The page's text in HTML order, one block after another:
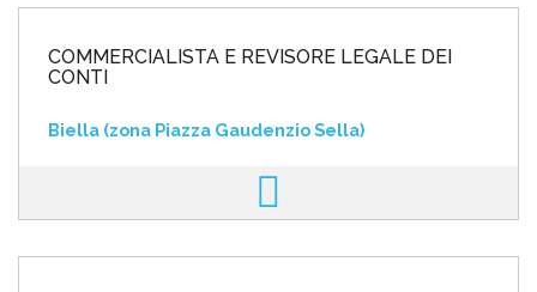
COMMERCIALISTA E REVISORE LEGALE DEI
CONTI
Biella (zona Piazza Gaudenzio Sella)